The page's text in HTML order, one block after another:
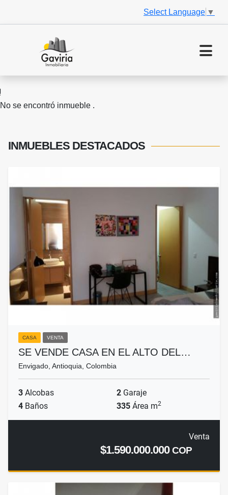
Select Language ▼
No se encontró inmueble .
INMUEBLES DESTACADOS
CASA VENTA
SE VENDE CASA EN EL ALTO DEL…
Envigado, Antioquia, Colombia
3 Alcobas 2 Garaje
4 Baños 335 Área m2
Venta
$1.590.000.000COP